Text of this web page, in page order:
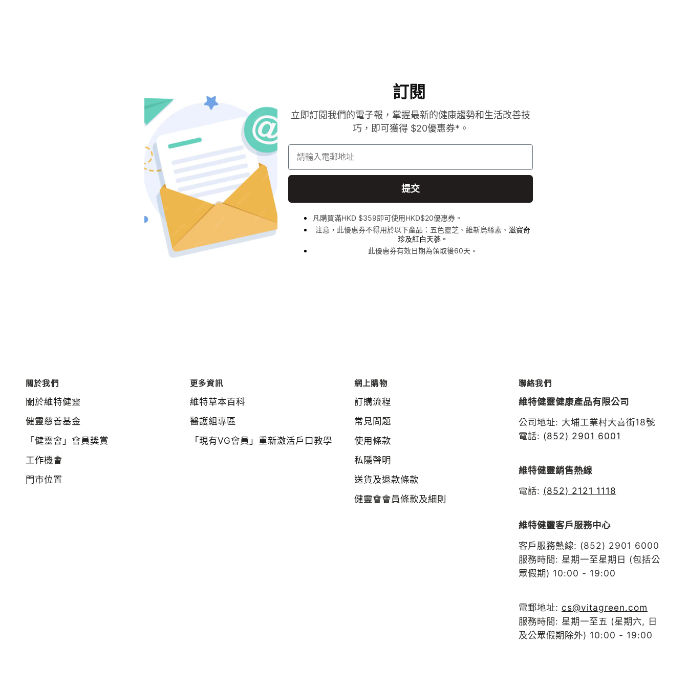
訂閱
立即訂閱我們的電子報，掌握最新的健康趨勢和生活改善技
巧，即可獲得 $20優惠券*。
請輸入電郵地址
提交
凡購買滿HKD $359即可使用HKD$20優惠券。
注意，此優惠券不得用於以下產品：五色靈芝、維新烏絲素、 滋寶奇
珍及紅白天蔘。
此優惠券有效日期為領取後60天。
關於我們
關於維特健靈
健靈慈善基金
「健靈會」會員獎賞
工作機會
門市位置
更多資訊
維特草本百科
醫護組專區
「現有VG會員」重新激活戶口教學
網上購物
訂購流程
常見問題
使用條款
私隱聲明
送貨及退款條款
健靈會會員條款及細則
聯絡我們
維特健靈健康產品有限公司
公司地址: 大埔工業村大喜街18號
電話: (852) 2901 6001
維特健靈銷售熱線
電話: (852) 2121 1118
維特健靈客戶服務中心
客戶服務熱線: (852) 2901 6000
服務時間: 星期一至星期日 (包括公
眾假期) 10:00 - 19:00
電郵地址: cs@vitagreen.com
服務時間: 星期一至五 (星期六, 日
及公眾假期除外) 10:00 - 19:00